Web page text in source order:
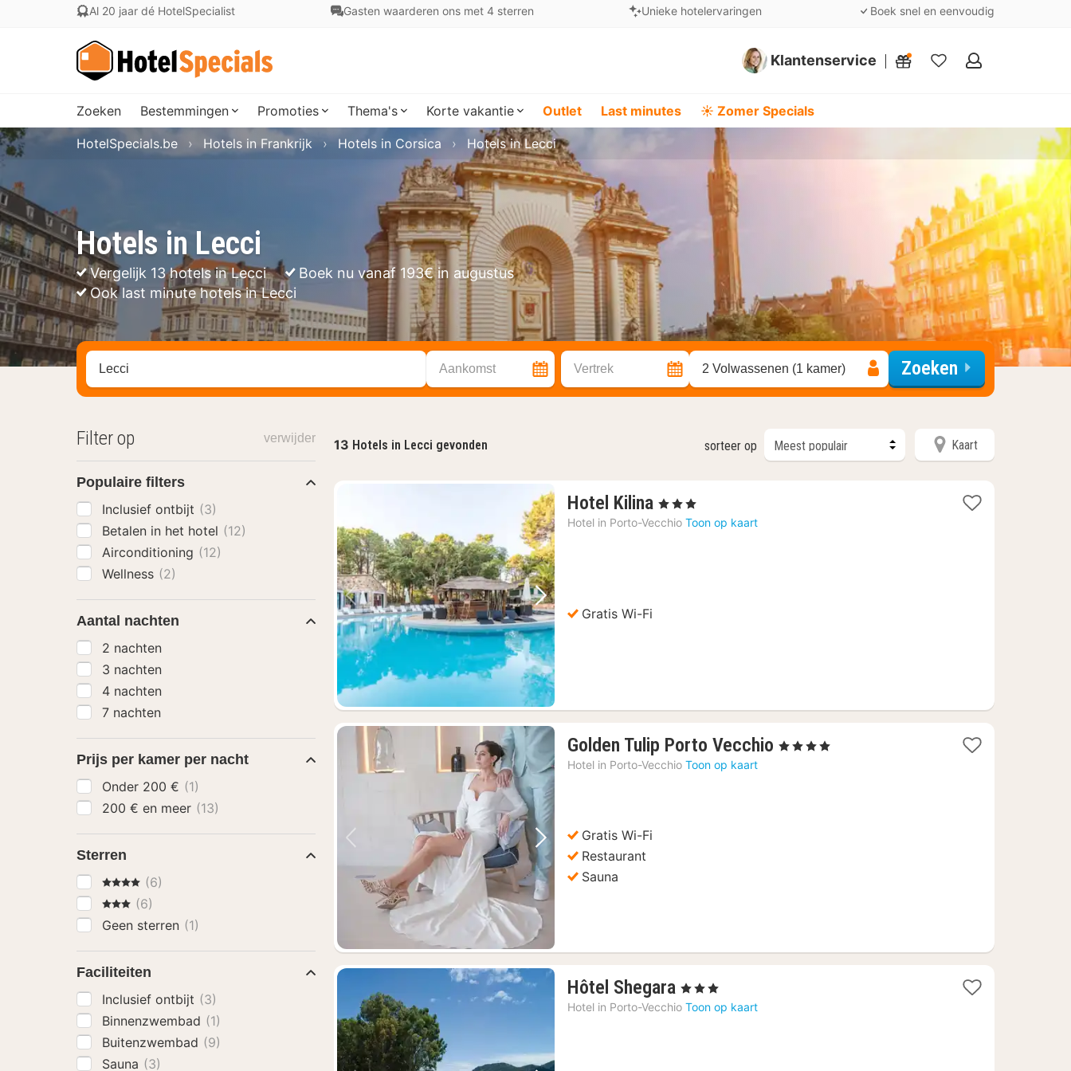
Al 20 jaar dé HotelSpecialist Gasten waarderen ons met 4 sterren Unieke hotelervaringen Boek snel en eenvoudig
Klantenservice
Mijn
Zoeken Bestemmingen Promoties Thema's Korte vakantie Outlet Last minutes ☀️ Zomer Specials
Hotels in Lecci
Vergelijk 13 hotels in Lecci
Boek nu vanaf 193€ in augustus
Ook last minute hotels in Lecci
HotelSpecials.be Hotels in Frankrijk Hotels in Corsica Hotels in Lecci
Zoek op hotel, regio of stad Aankomst Vertrek 2 Volwassenen (1 kamer) Zoeken
13 Hotels in Lecci gevonden sorteer op Kaart
Vorige foto Volgende foto
Hotel Kilina 1
nacht
, 3 Sterren
Hotel in Porto-Vecchio Toon op kaart
Gratis Wi-Fi
Vorige foto Volgende foto
Golden Tulip Porto Vecchio 1
, 4 Sterren
Hotel in Porto-Vecchio Toon op kaart
Gratis Wi-Fi
Restaurant
Sauna
Hôtel Shegara 1
nacht
, 3 Sterren
Hotel in Porto-Vecchio Toon op kaart
Filter op verwijder
Populaire filters
Inclusief ontbijt (3)
Betalen in het hotel (12)
Airconditioning (12)
Wellness (2)
Aantal nachten
2 nachten
3 nachten
4 nachten
7 nachten
Prijs per kamer per nacht
Onder 200 € (1)
200 € en meer (13)
Sterren
4 Sterren
(6)
3 Sterren
(6)
Geen sterren (1)
Faciliteiten
Inclusief ontbijt (3)
Binnenzwembad (1)
Buitenzwembad (9)
Sauna (3)